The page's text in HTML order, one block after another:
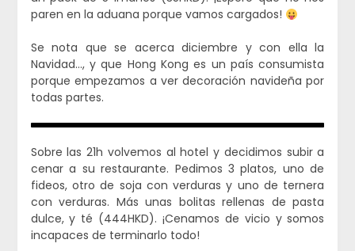
paren en la aduana porque vamos cargados!
Se nota que se acerca diciembre y con ella la
Navidad…, y que Hong Kong es un país consumista
porque empezamos a ver decoración navideña por
todas partes.
Sobre las 21h volvemos al hotel y decidimos subir a
cenar a su restaurante. Pedimos 3 platos, uno de
fideos, otro de soja con verduras y uno de ternera
con verduras. Más unas bolitas rellenas de pasta
dulce, y té (444HKD). ¡Cenamos de vicio y somos
incapaces de terminarlo todo!